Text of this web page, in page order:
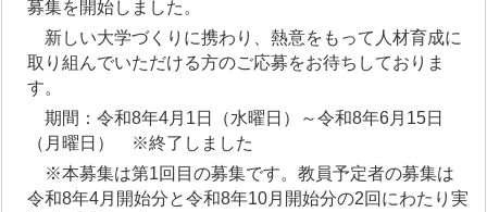
募集を開始しました。
新しい大学づくりに携わり、熱意をもって人材育成に
取り組んでいただける方のご応募をお待ちしておりま
す。
期間：令和8年4月1日（水曜日）～令和8年6月15日
（月曜日） ※終了しました
※本募集は第1回目の募集です。教員予定者の募集は
令和8年4月開始分と令和8年10月開始分の2回にわたり実